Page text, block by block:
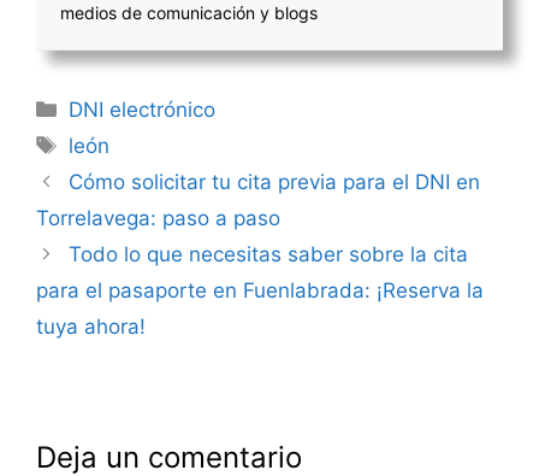
medios de comunicación y blogs
Categorías
DNI electrónico
Etiquetas
león
Navegación
de
Cómo solicitar tu cita previa para el DNI en
Torrelavega: paso a paso
Todo lo que necesitas saber sobre la cita
para el pasaporte en Fuenlabrada: ¡Reserva la
tuya ahora!
Deja un comentario